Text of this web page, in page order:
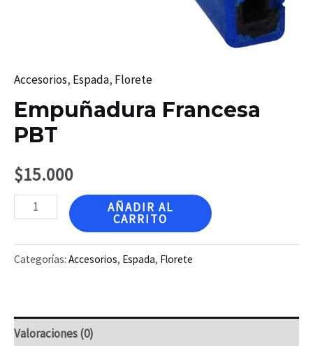
Accesorios, Espada, Florete
Empuñadura Francesa
PBT
$15.000
Empuñadura
PBT
cantidad
AÑADIR AL
CARRITO
Categorías: Accesorios, Espada, Florete
Valoraciones (0)